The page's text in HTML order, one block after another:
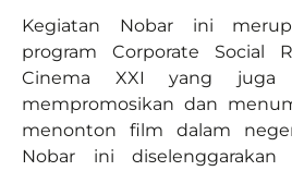
Kegiatan Nobar ini
program Corporate Social
Cinema XXI yang juga
mempromosikan dan
menonton film dalam
Nobar ini